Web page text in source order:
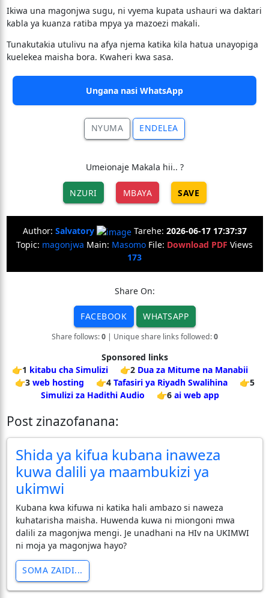
​Ikiwa una magonjwa sugu, ni vyema kupata ushauri wa daktari
kabla ya kuanza ratiba mpya ya mazoezi makali.
​Tunakutakia utulivu na afya njema katika kila hatua unayopiga
kuelekea maisha bora. Kwaheri kwa sasa.
Ungana nasi WhatsApp
NYUMA ENDELEA
Umeionaje Makala hii.. ?
NZURI MBAYA SAVE
Author: Salvatory Tarehe: 2026-06-17 17:37:37
Topic: magonjwa Main: Masomo File: Download PDF Views
173
Share On:
FACEBOOK WHATSAPP
Share follows:0| Unique share links followed:0
Sponsored links
👉1 kitabu cha Simulizi 👉2 Dua za Mitume na Manabii
👉3 web hosting 👉4 Tafasiri ya Riyadh Swalihina
👉5
Simulizi za Hadithi Audio
👉6 ai web app
Post zinazofanana:
Shida ya kifua kubana inaweza
kuwa dalili ya maambukizi ya
ukimwi
Kubana kwa kifuwa ni katika hali ambazo si naweza
kuhatarisha maisha. Huwenda kuwa ni miongoni mwa
dalili za magonjwa mengi. Je unadhani na HIv na UKIMWI
ni moja ya magonjwa hayo?
SOMA ZAIDI...